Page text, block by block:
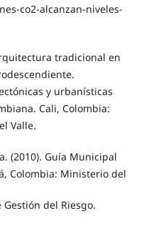
co2-alcanzan-niveles-
tradicional en
y urbanísticas
Cali, Colombia:
Valle.
(2010). Guía Municipal
Colombia: Ministerio del
del Riesgo.